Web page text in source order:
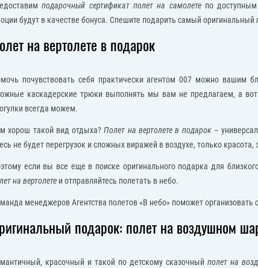
подарочный сертификат полет на самолетепо доступным
будут в качестве бонуса. Спешите подарить самый оригинальный
на вертолете в подарок
почувствовать себя практически агентом 007 можно вашим
каскадерские трюки выполнять мы вам не предлагаем, а вот
всегда можем.
хорош такой вид отдыха?Полет на вертолете в подарок–
не будет перегрузок и сложных виражей в воздухе, только
если вы все еще в поиске оригинального подарка для
на вертолете и отправляйтесь полетать в небо.
менеджеров Агентства полетов «В небо» поможет
подарок: полет на воздушном
красочный и такой по детскому сказочный полет на